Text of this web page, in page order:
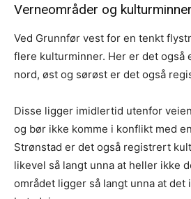
Verneområder og kulturminner
Ved Grunnfør vest for en tenkt
flere kulturminner. Her er det også
nord, øst og sørøst er det også
Disse ligger imidlertid utenfor
og bør ikke komme i konflikt med
Strønstad er det også registrert
likevel så langt unna at heller ikke
området ligger så langt unna at det